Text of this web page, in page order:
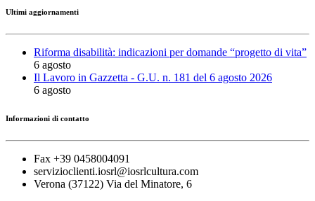
Ultimi aggiornamenti
Riforma disabilità: indicazioni per domande “progetto di vita”
6 agosto
Il Lavoro in Gazzetta - G.U. n. 181 del 6 agosto 2026
6 agosto
Informazioni di contatto
Fax +39 0458004091
servizioclienti.iosrl@iosrlcultura.com
Verona (37122) Via del Minatore, 6